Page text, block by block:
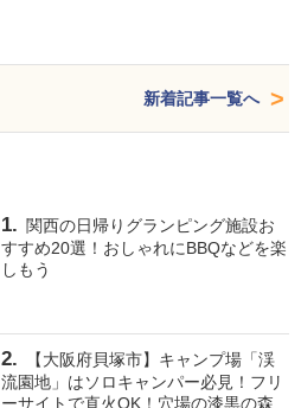
新着記事一覧へ
関西の日帰りグランピング施設お
すすめ20選！おしゃれにBBQなどを楽
しもう
【大阪府貝塚市】キャンプ場「渓
流園地」はソロキャンパー必見！フリ
ーサイトで直火OK！穴場の漆黒の森